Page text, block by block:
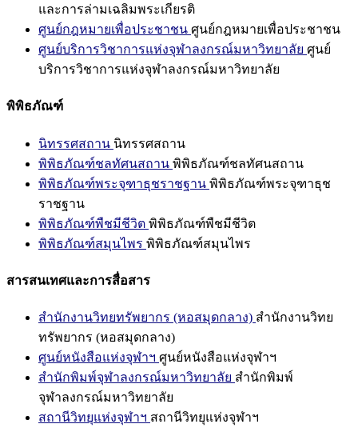
และการล่ามเฉลิมพระเกียรติ
ศูนย์กฎหมายเพื่อประชาชน ศูนย์กฎหมายเพื่อประชาชน
ศูนย์บริการวิชาการแห่งจุฬาลงกรณ์มหาวิทยาลัย ศูนย์
บริการวิชาการแห่งจุฬาลงกรณ์มหาวิทยาลัย
พิพิธภัณฑ์
นิทรรศสถาน นิทรรศสถาน
พิพิธภัณฑ์ชลทัศนสถาน พิพิธภัณฑ์ชลทัศนสถาน
พิพิธภัณฑ์พระจุฑาธุชราชฐาน พิพิธภัณฑ์พระจุฑาธุช
ราชฐาน
พิพิธภัณฑ์พืชมีชีวิต พิพิธภัณฑ์พืชมีชีวิต
พิพิธภัณฑ์สมุนไพร พิพิธภัณฑ์สมุนไพร
สารสนเทศและการสื่อสาร
สำนักงานวิทยทรัพยากร (หอสมุดกลาง) สำนักงานวิทย
ทรัพยากร (หอสมุดกลาง)
ศูนย์หนังสือแห่งจุฬาฯ ศูนย์หนังสือแห่งจุฬาฯ
สำนักพิมพ์จุฬาลงกรณ์มหาวิทยาลัย สำนักพิมพ์
จุฬาลงกรณ์มหาวิทยาลัย
สถานีวิทยุแห่งจุฬาฯ สถานีวิทยุแห่งจุฬาฯ